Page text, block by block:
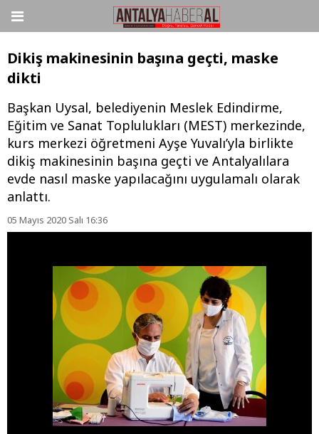
Dikiş makinesinin başına geçti, maske
dikti
Başkan Uysal, belediyenin Meslek Edindirme,
Eğitim ve Sanat Toplulukları (MEST) merkezinde,
kurs merkezi öğretmeni Ayşe Yuvalı’yla birlikte
dikiş makinesinin başına geçti ve Antalyalılara
evde nasıl maske yapılacağını uygulamalı olarak
anlattı.
05 Mayıs 2020 Salı 16:36